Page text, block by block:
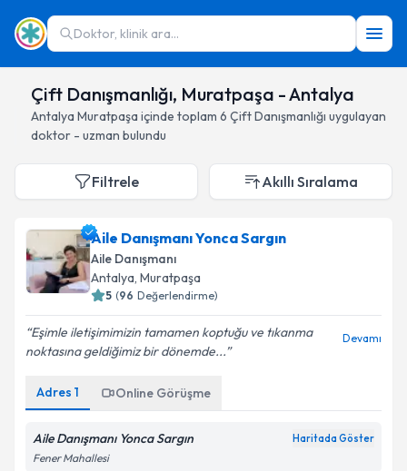
Doktor, klinik ara...
Çift Danışmanlığı, Muratpaşa - Antalya
Antalya Muratpaşa içinde toplam 6 Çift Danışmanlığı uygulayan
doktor - uzman bulundu
Filtrele Akıllı Sıralama
Aile Danışmanı Yonca Sargın
Aile Danışmanı
Antalya, Muratpaşa
5 (96 Değerlendirme)
Eşimle iletişimimizin tamamen koptuğu ve tıkanma
noktasına geldiğimiz bir dönemde...
Devamı
Adres 1 Online Görüşme
Aile Danışmanı Yonca Sargın Haritada Göster
Fener Mahallesi